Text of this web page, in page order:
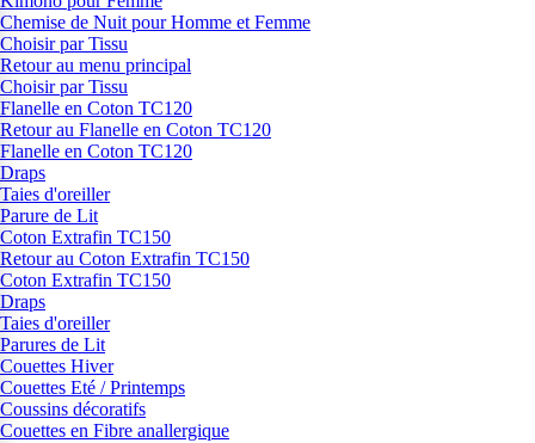
Chemise de Nuit pour Homme et Femme
Choisir par Tissu
Retour au menu principal
Choisir par Tissu
Flanelle en Coton TC120
Retour au Flanelle en Coton TC120
Flanelle en Coton TC120
Draps
Taies d'oreiller
Parure de Lit
Coton Extrafin TC150
Retour au Coton Extrafin TC150
Coton Extrafin TC150
Draps
Taies d'oreiller
Parures de Lit
Couettes Hiver
Couettes Eté / Printemps
Coussins décoratifs
Couettes en Fibre anallergique